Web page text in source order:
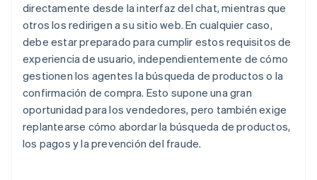
directamente desde la interfaz del chat, mientras que
otros los redirigen a su sitio web. En cualquier caso,
debe estar preparado para cumplir estos requisitos de
experiencia de usuario, independientemente de cómo
gestionen los agentes la búsqueda de productos o la
confirmación de compra. Esto supone una gran
oportunidad para los vendedores, pero también exige
replantearse cómo abordar la búsqueda de productos,
los pagos y la prevención del fraude.